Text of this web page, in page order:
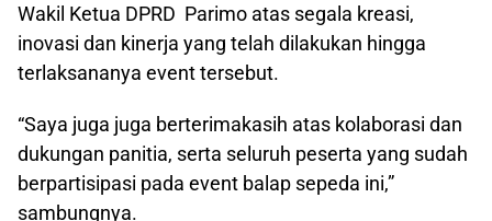
Wakil Ketua DPRD Parimo atas segala kreasi,
inovasi dan kinerja yang telah dilakukan hingga
terlaksananya event tersebut.
“Saya juga juga berterimakasih atas kolaborasi dan
dukungan panitia, serta seluruh peserta yang sudah
berpartisipasi pada event balap sepeda ini,”
sambungnya.